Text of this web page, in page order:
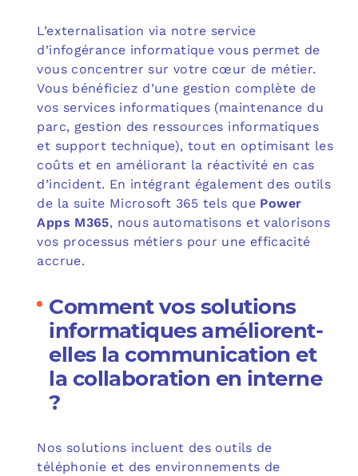
L’externalisation via notre service
d’infogérance informatique vous permet de
vous concentrer sur votre cœur de métier.
Vous bénéficiez d’une gestion complète de
vos services informatiques (maintenance du
parc, gestion des ressources informatiques
et support technique), tout en optimisant les
coûts et en améliorant la réactivité en cas
d’incident. En intégrant également des outils
de la suite Microsoft 365 tels que Power
Apps M365, nous automatisons et valorisons
vos processus métiers pour une efficacité
accrue.
Comment vos solutions
informatiques améliorent-
elles la communication et
la collaboration en interne
?
Nos solutions incluent des outils de
téléphonie et des environnements de